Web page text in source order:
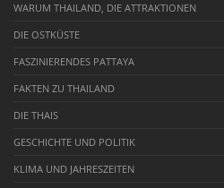
WARUM THAILAND, DIE ATTRAKTIONEN
DIE OSTKÜSTE
FASZINIERENDES PATTAYA
FAKTEN ZU THAILAND
DIE THAIS
GESCHICHTE UND POLITIK
KLIMA UND JAHRESZEITEN